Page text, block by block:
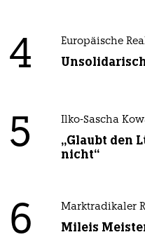
4 Europäische
5 Ilko-Sascha
„Glaubt den
nicht“
6 Marktradikaler
Mileis